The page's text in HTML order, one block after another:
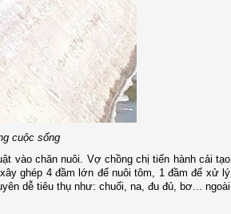
cuộc sống
vào chăn nuôi. Vợ chồng chị tiến hành cải tạo
ghép 4 đầm lớn để nuôi tôm, 1 đầm để xử lý
dễ tiêu thụ như: chuối, na, đu đủ, bơ... ngoài